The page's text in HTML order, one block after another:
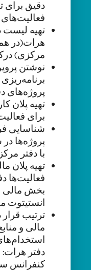
دقیق برای
تهیه لیست
هرات(در
مرکزی)
نوشتن
پروژه‌های
تهیه پلان
برای
شناسایی
پروژه‌ها
با دفتر
تهیه پلان
فعالیت‌ها
بخش مالی
انستیتوت
ترتیب
مالی و
دفتر
کنفرانس